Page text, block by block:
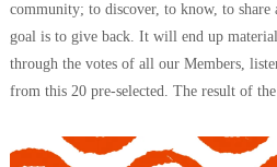
community; to discover, to know, to
goal is to give back. It will end up
through the votes of all our Members,
from this 20 pre-selected. The result of